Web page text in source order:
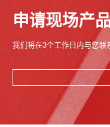
申请现场产
我们将在3个工作日内与您联